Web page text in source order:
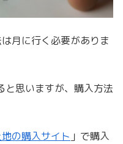
月に行く必要がありま
と思いますが、購入方法
の購入サイト 」で購入